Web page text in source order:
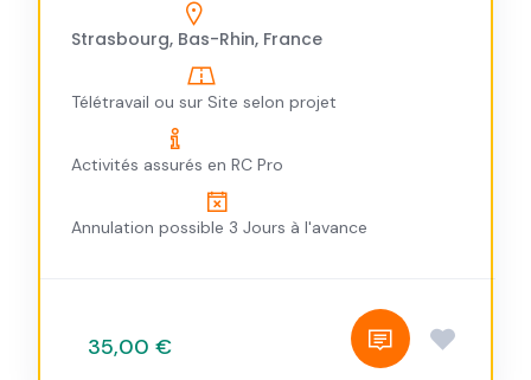
Strasbourg, Bas-Rhin, France
Télétravail ou sur Site selon projet
Activités assurés en RC Pro
Annulation possible 3 Jours à l'avance
35,00 €